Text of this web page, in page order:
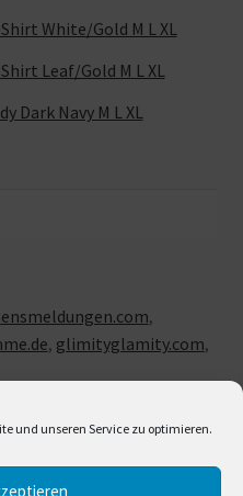
und unseren Service zu optimieren.
White/Gold M L XL
Leaf/Gold M L XL
Dark Navy M L XL
,
, glimityglamity.com,